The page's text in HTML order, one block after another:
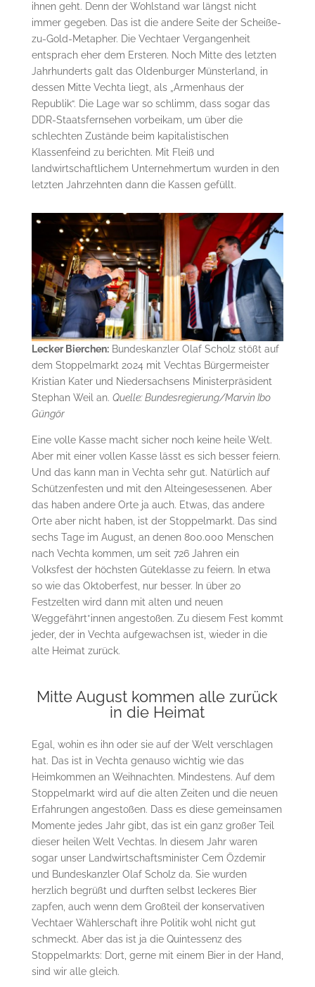
ihnen geht. Denn der Wohlstand war längst nicht
immer gegeben. Das ist die andere Seite der Scheiße-
zu-Gold-Metapher. Die Vechtaer Vergangenheit
entsprach eher dem Ersteren. Noch Mitte des letzten
Jahrhunderts galt das Oldenburger Münsterland, in
dessen Mitte Vechta liegt, als „Armenhaus der
Republik“. Die Lage war so schlimm, dass sogar das
DDR-Staatsfernsehen vorbeikam, um über die
schlechten Zustände beim kapitalistischen
Klassenfeind zu berichten. Mit Fleiß und
landwirtschaftlichem Unternehmertum wurden in den
letzten Jahrzehnten dann die Kassen gefüllt.
Lecker Bierchen:Bundeskanzler Olaf Scholz stößt auf
dem Stoppelmarkt 2024 mit Vechtas Bürgermeister
Kristian Kater und Niedersachsens Ministerpräsident
Stephan Weil an. Quelle: Bundesregierung/Marvin Ibo
Güngör
Eine volle Kasse macht sicher noch keine heile Welt.
Aber mit einer vollen Kasse lässt es sich besser feiern.
Und das kann man in Vechta sehr gut. Natürlich auf
Schützenfesten und mit den Alteingesessenen. Aber
das haben andere Orte ja auch. Etwas, das andere
Orte aber nicht haben, ist der Stoppelmarkt. Das sind
sechs Tage im August, an denen 800.000 Menschen
nach Vechta kommen, um seit 726 Jahren ein
Volksfest der höchsten Güteklasse zu feiern. In etwa
so wie das Oktoberfest, nur besser. In über 20
Festzelten wird dann mit alten und neuen
Weggefährt*innen angestoßen. Zu diesem Fest kommt
jeder, der in Vechta aufgewachsen ist, wieder in die
alte Heimat zurück.
Mitte August kommen alle zurück
in die Heimat
Egal, wohin es ihn oder sie auf der Welt verschlagen
hat. Das ist in Vechta genauso wichtig wie das
Heimkommen an Weihnachten. Mindestens. Auf dem
Stoppelmarkt wird auf die alten Zeiten und die neuen
Erfahrungen angestoßen. Dass es diese gemeinsamen
Momente jedes Jahr gibt, das ist ein ganz großer Teil
dieser heilen Welt Vechtas. In diesem Jahr waren
sogar unser Landwirtschaftsminister Cem Özdemir
und Bundeskanzler Olaf Scholz da. Sie wurden
herzlich begrüßt und durften selbst leckeres Bier
zapfen, auch wenn dem Großteil der konservativen
Vechtaer Wählerschaft ihre Politik wohl nicht gut
schmeckt. Aber das ist ja die Quintessenz des
Stoppelmarkts: Dort, gerne mit einem Bier in der Hand,
sind wir alle gleich.